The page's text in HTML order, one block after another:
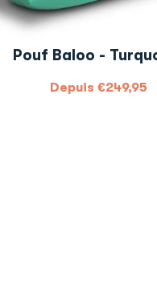
Pouf Baloo -
Depuis €249,95